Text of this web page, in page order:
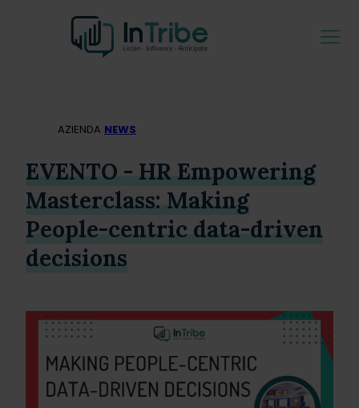
AZIENDA NEWS
EVENTO - HR Empowering
Masterclass: Making
People-centric data-driven
decisions